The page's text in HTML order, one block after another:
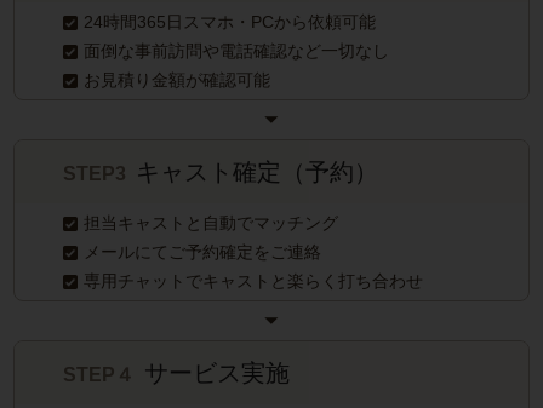
24時間365日スマホ・PCから依頼可能
面倒な事前訪問や電話確認など一切なし
お見積り金額が確認可能
STEP3 キャスト確定（予約）
担当キャストと自動でマッチング
メールにてご予約確定をご連絡
専用チャットでキャストと楽らく打ち合わせ
STEP４ サービス実施